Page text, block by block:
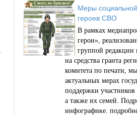
Меры
героев СВО
В рамках
герои»,
группой редакции
на средства гранта
комитета по печати,
актуальных мерах
поддержки
а также их семей.
инфографике.